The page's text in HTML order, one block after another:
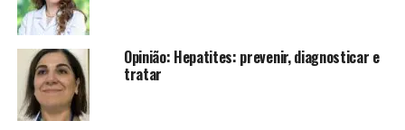
Opinião: Hepatites: prevenir, diagnosticar e
tratar